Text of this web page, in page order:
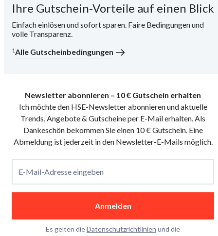
Ihre Gutschein-Vorteile auf einen Blick
Einfach einlösen und sofort sparen. Faire Bedingungen und
volle Transparenz.
1Alle Gutscheinbedingungen
Newsletter abonnieren – 10 € Gutschein erhalten
Ich möchte den HSE-Newsletter abonnieren und aktuelle
Trends, Angebote & Gutscheine per E-Mail erhalten. Als
Dankeschön bekommen Sie einen 10 € Gutschein. Eine
Abmeldung ist jederzeit in den Newsletter-E-Mails möglich.
E-Mail-Adresse eingeben
Anmelden
Es gelten dieDatenschutzrichtlinien und die